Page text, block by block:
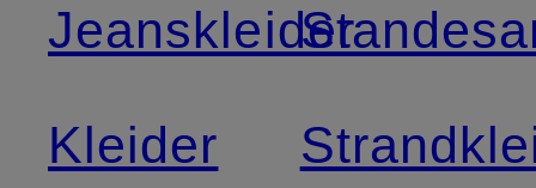
Jeanskleider
Kleider